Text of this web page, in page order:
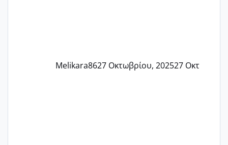
Melikara8627 Οκτωβρίου, 202527 Οκτ